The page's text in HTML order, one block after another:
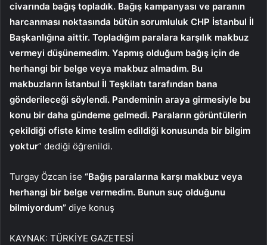
civarında bağış topladık. Bağış kampanyası ve paranın
harcanması noktasında bütün sorumluluk CHP İstanbul İl
Başkanlığına aittir. Topladığım paralara karşılık makbuz
vermeyi düşünemedim. Yapmış olduğum bağış için de
herhangi bir belge veya makbuz almadım. Bu
makbuzların İstanbul İl Teşkilatı tarafından bana
gönderileceği söylendi. Pandeminin araya girmesiyle bu
konu bir daha gündeme gelmedi. Paraların görüntülerin
çekildiği ofiste kime teslim edildiği konusunda bir bilgim
yoktur” dediği öğrenildi.
Turgay Özcan ise “Bağış paralarına karşı makbuz veya
herhangi bir belge vermedim. Bunun suç olduğunu
bilmiyordum” diye konuş
KAYNAK: TÜRKİYE GAZETESİ